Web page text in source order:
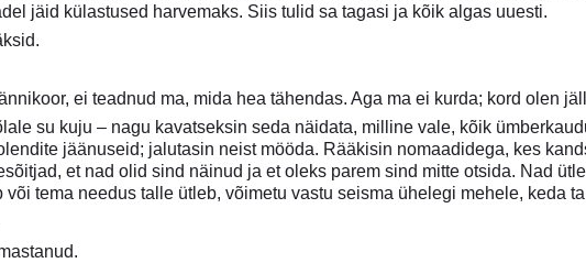
jäid külastused harvemaks. Siis tulid sa tagasi ja kõik algas uuesti.
ei teadnud ma, mida hea tähendas. Aga ma ei kurda; kord olen
su kuju – nagu kavatseksin seda näidata, milline vale, kõik
jäänuseid; jalutasin neist mööda. Rääkisin nomaadidega, kes
et nad olid sind näinud ja et oleks parem sind mitte otsida. Nad
või tema needus talle ütleb, võimetu vastu seisma ühelegi mehele, keda